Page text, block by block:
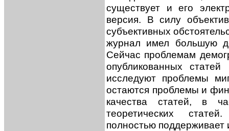
существует и его
версия. В силу
субъективных
журнал имел большую
Сейчас проблемам
опубликованных
исследуют проблемы
остаются проблемы и
качества статей, в
теоретических
полностью поддерживает